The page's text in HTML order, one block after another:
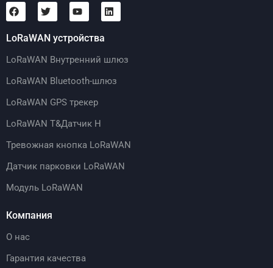
LoRaWAN устройства
LoRaWAN Внутренний шлюз
LoRaWAN Bluetooth-шлюз
LoRaWAN GPS трекер
LoRaWAN T&Датчик H
Тревожная кнопка LoRaWAN
Датчик парковки LoRaWAN
Модуль LoRaWAN
Компания
О нас
Гарантия качества